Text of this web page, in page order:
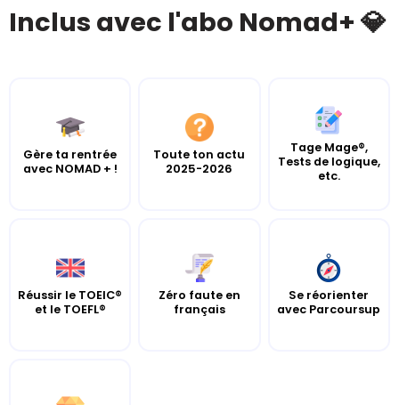
Inclus avec l'abo Nomad+ 💎
Gère ta rentrée
avec NOMAD + !
Toute ton actu
2025-2026
Tage Mage®,
Tests de logique,
etc.
Réussir le TOEIC®
et le TOEFL®
Zéro faute en
français
Se réorienter
avec Parcoursup